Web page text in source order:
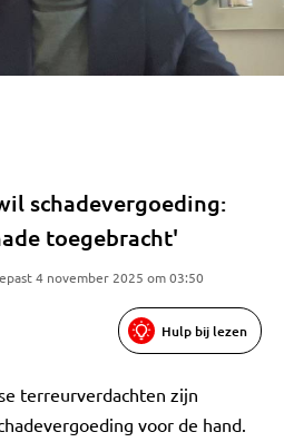
schadevergoeding:
toegebracht'
4 november 2025 om 03:50
Hulp bij lezen
terreurverdachten zijn
voor de hand.